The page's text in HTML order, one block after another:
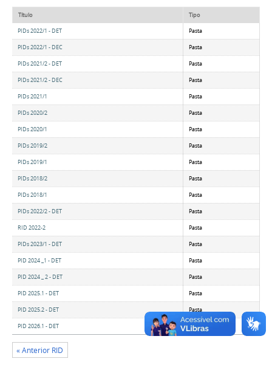
Título Tipo
PIDs 2022/1 - DET Pasta
PIDs 2022/1 - DEC Pasta
PIDs 2021/2 - DET Pasta
PIDs 2021/2 - DEC Pasta
PIDs 2021/1 Pasta
PIDs 2020/2 Pasta
PIDs 2020/1 Pasta
PIDs 2019/2 Pasta
PIDs 2019/1 Pasta
PIDs 2018/2 Pasta
PIDs 2018/1 Pasta
PIDs 2022/2 - DET Pasta
RID 2022-2 Pasta
PIDs 2023/1 - DET Pasta
PID 2024 _1 - DET Pasta
PID 2024 _ 2 - DET Pasta
PID 2025.1 - DET Pasta
PID 2025.2 - DET Pasta
PID 2026.1 - DET Pasta
« Anterior RID